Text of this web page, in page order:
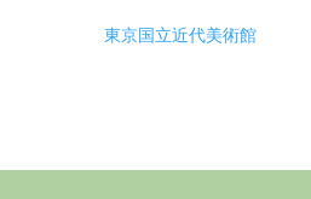
東京国立近代美術館